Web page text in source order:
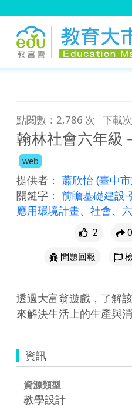
點閱數：2,786 次 下載
翰林社會六年級
web
提供者： 蕭欣怡 (臺中
關鍵字： 前瞻基礎建設
應用環境計畫、 社會、
2 0
問題回報
透過大富翁遊戲，了解
來解決生活上的生產與消
資訊
資源類型
教學設計